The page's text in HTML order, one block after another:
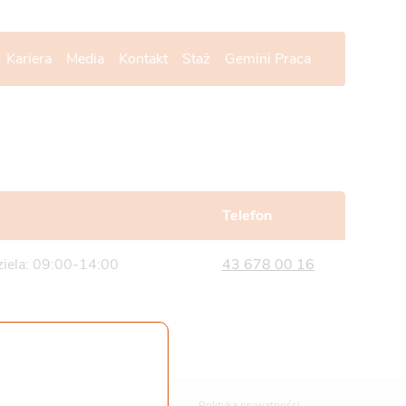
Kariera Media Kontakt Staż Gemini Praca
Telefon
09:00-14:00 43 678 00 16